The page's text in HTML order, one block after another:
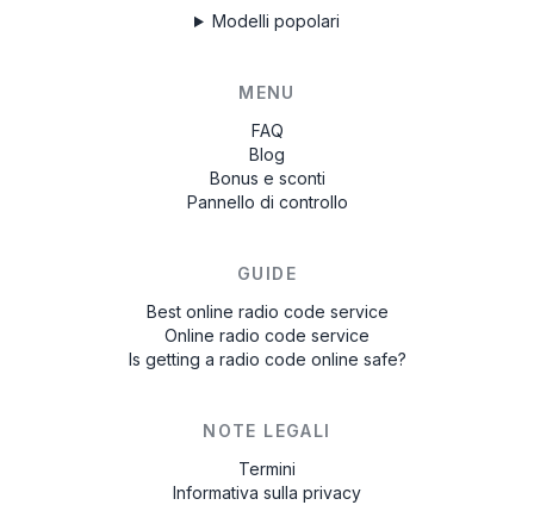
Modelli popolari
MENU
FAQ
Blog
Bonus e sconti
Pannello di controllo
GUIDE
Best online radio code service
Online radio code service
Is getting a radio code online safe?
NOTE LEGALI
Termini
Informativa sulla privacy